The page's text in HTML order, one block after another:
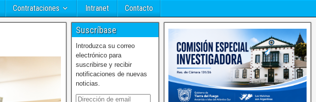
Contrataciones Intranet Contacto
Suscríbase
Introduzca su correo
electrónico para
suscribirse y recibir
notificaciones de nuevas
noticias.